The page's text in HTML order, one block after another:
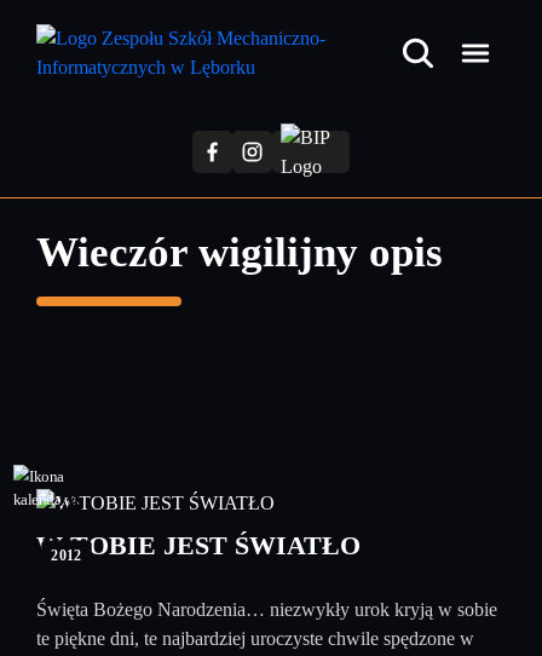
treści
Wieczór wigilijny opis
28
2012
W TOBIE JEST ŚWIATŁO
Święta Bożego Narodzenia… niezwykły urok kryją w sobie
te piękne dni, te najbardziej uroczyste chwile spędzone w